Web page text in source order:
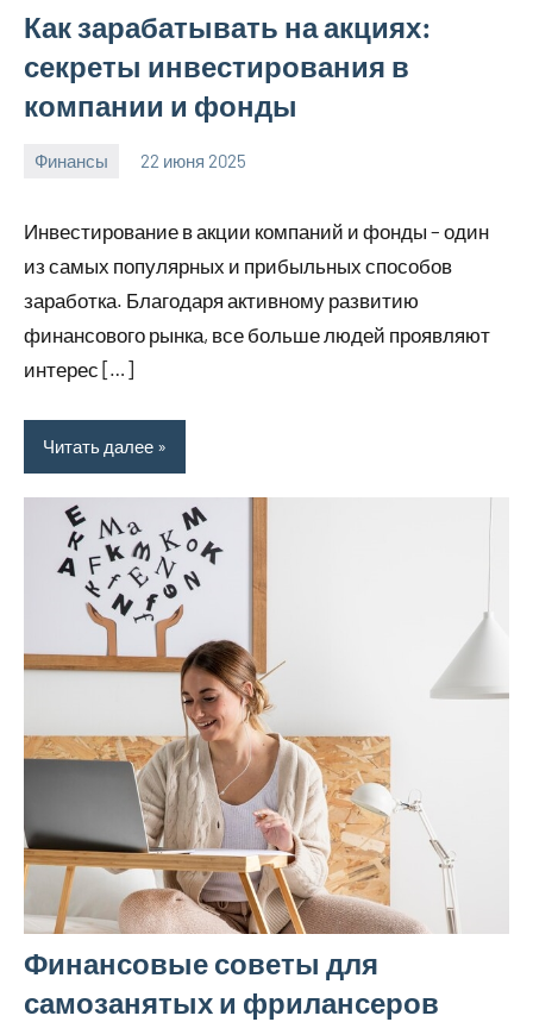
Как зарабатывать на акциях:
секреты инвестирования в
компании и фонды
Финансы 22 июня 2025
Инвестирование в акции компаний и фонды – один
из самых популярных и прибыльных способов
заработка. Благодаря активному развитию
финансового рынка, все больше людей проявляют
интерес […]
Читать далее
Финансовые советы для
самозанятых и фрилансеров